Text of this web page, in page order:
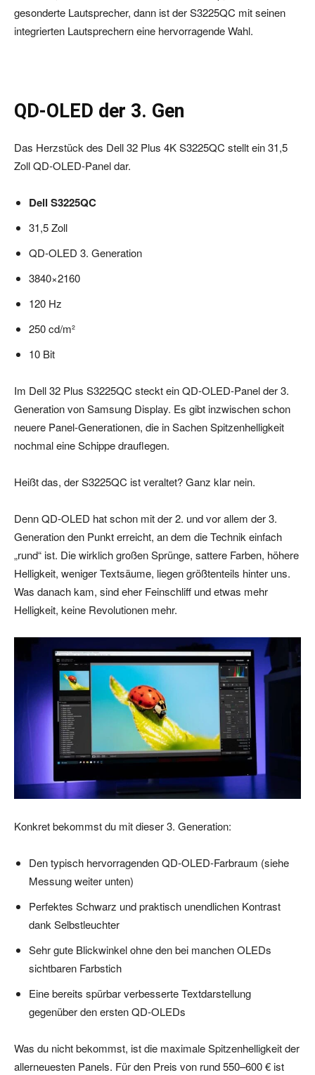
gesonderte Lautsprecher, dann ist der S3225QC mit seinen
integrierten Lautsprechern eine hervorragende Wahl.
QD-OLED der 3. Gen
Das Herzstück des Dell 32 Plus 4K S3225QC stellt ein 31,5
Zoll QD-OLED-Panel dar.
Dell S3225QC
31,5 Zoll
QD-OLED 3. Generation
3840×2160
120 Hz
250 cd/m²
10 Bit
Im Dell 32 Plus S3225QC steckt ein QD-OLED-Panel der 3.
Generation von Samsung Display. Es gibt inzwischen schon
neuere Panel-Generationen, die in Sachen Spitzenhelligkeit
nochmal eine Schippe drauflegen.
Heißt das, der S3225QC ist veraltet? Ganz klar nein.
Denn QD-OLED hat schon mit der 2. und vor allem der 3.
Generation den Punkt erreicht, an dem die Technik einfach
„rund“ ist. Die wirklich großen Sprünge, sattere Farben, höhere
Helligkeit, weniger Textsäume, liegen größtenteils hinter uns.
Was danach kam, sind eher Feinschliff und etwas mehr
Helligkeit, keine Revolutionen mehr.
Konkret bekommst du mit dieser 3. Generation:
Den typisch hervorragenden QD-OLED-Farbraum (siehe
Messung weiter unten)
Perfektes Schwarz und praktisch unendlichen Kontrast
dank Selbstleuchter
Sehr gute Blickwinkel ohne den bei manchen OLEDs
sichtbaren Farbstich
Eine bereits spürbar verbesserte Textdarstellung
gegenüber den ersten QD-OLEDs
Was du nicht bekommst, ist die maximale Spitzenhelligkeit der
allerneuesten Panels. Für den Preis von rund 550–600 € ist